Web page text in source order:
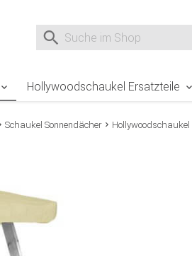
Suche nach
Hollywoodschaukel Ersatzteile
Schaukel Sonnendächer Hollywoodschaukel